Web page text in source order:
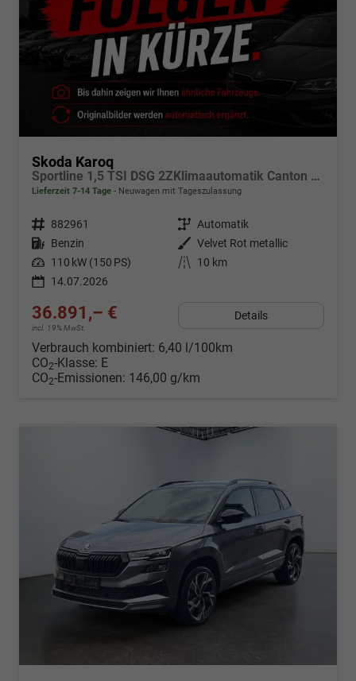
Skoda Karoq
Sportline 1,5 TSI DSG 2ZKlimaautomatik Canton Anhängerkupplung Totewinkel Assistent 2 x Einparkhilfe Kamera 19 Zoll Felgen adaptiver Tempomat 5J Garantie
Lieferzeit 7-14 Tage Neuwagen mit Tageszulassung
Fahrzeugnr. 882961 Getriebe Automatik
Kraftstoff Benzin Außenfarbe Velvet Rot metallic
Leistung 110 kW (150 PS) Kilometerstand
10 km
14.07.2026
36.891,– €
incl. 19% MwSt.
Details
Verbrauch kombiniert: 6,40 l/100km
CO2-Klasse: E
CO2-Emissionen: 146,00 g/km